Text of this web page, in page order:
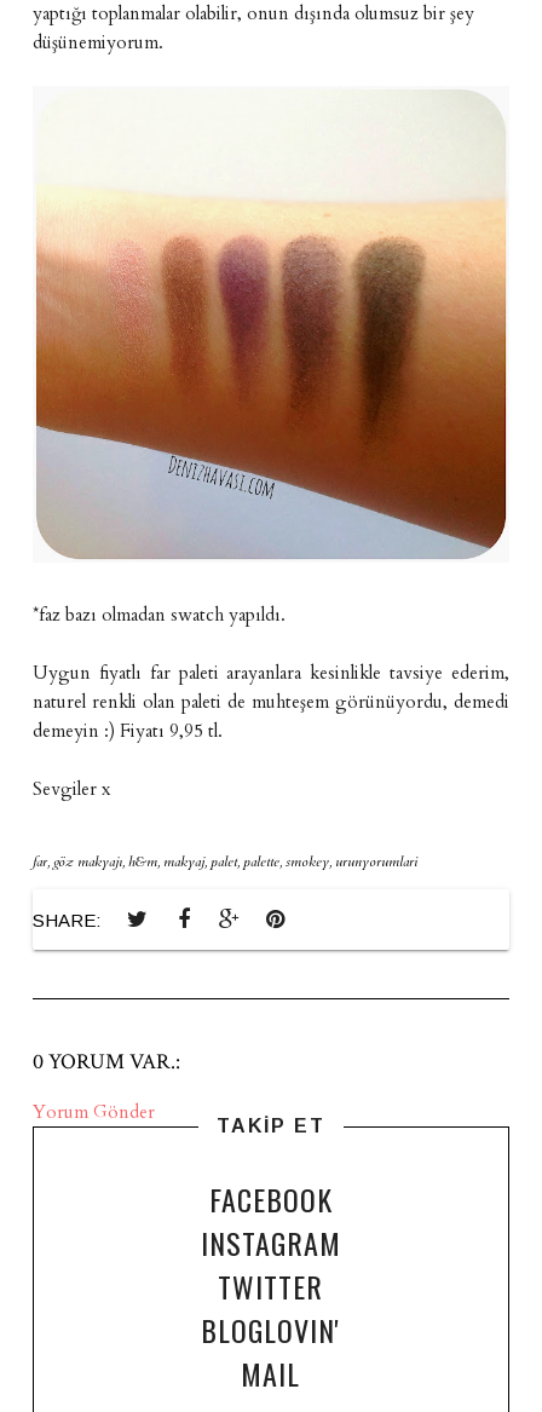
yaptığı toplanmalar olabilir, onun dışında olumsuz bir şey
düşünemiyorum.
*faz bazı olmadan swatch yapıldı.
Uygun fiyatlı far paleti arayanlara kesinlikle tavsiye ederim,
naturel renkli olan paleti de muhteşem görünüyordu, demedi
demeyin :) Fiyatı 9,95 tl.
Sevgiler x
far,göz makyajı,h&m, makyaj,palet,palette,smokey, urunyorumlari
SHARE:
0 YORUM VAR.:
Yorum Gönder
TAKİP ET
FACEBOOK
INSTAGRAM
TWITTER
BLOGLOVIN'
MAIL